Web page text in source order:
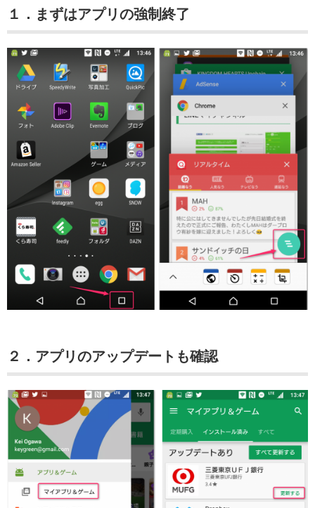
１．まずはアプリの強制終了
２．アプリのアップデートも確認